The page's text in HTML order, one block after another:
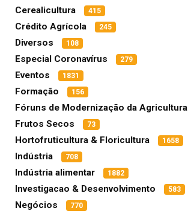
Cerealicultura 415
Crédito Agrícola 245
Diversos 108
Especial Coronavírus 279
Eventos 1831
Formação 156
Fóruns de Modernização da Agricultura
Frutos Secos 73
Hortofruticultura & Floricultura 1658
Indústria 708
Indústria alimentar 1882
Investigacao & Desenvolvimento 583
Negócios 770